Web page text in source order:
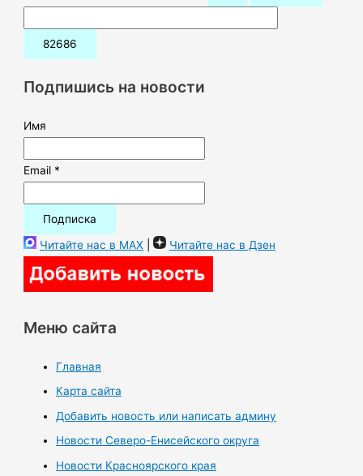
о
и
:Подпишись на новости
Имя
Email *
Читайте нас в MAX | Читайте нас в Дзен
Меню сайта
Главная
Карта сайта
Добавить новость или написать админу
Новости Северо-Енисейского округа
Новости Красноярского края